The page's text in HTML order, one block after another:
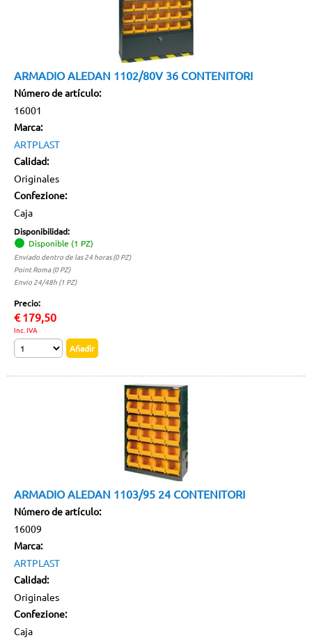
ARMADIO ALEDAN 1102/80V 36 CONTENITORI
Número de artículo:
16001
Marca:
ARTPLAST
Calidad:
Originales
Confezione:
Caja
Disponibilidad:
Disponible (1 PZ)
Enviado dentro de las 24 horas (0 PZ)
Point Roma (0 PZ)
Envio 24/48h (1 PZ)
Precio:
€ 179,50
Inc. IVA
ARMADIO ALEDAN 1103/95 24 CONTENITORI
Número de artículo:
16009
Marca:
ARTPLAST
Calidad:
Originales
Confezione:
Caja